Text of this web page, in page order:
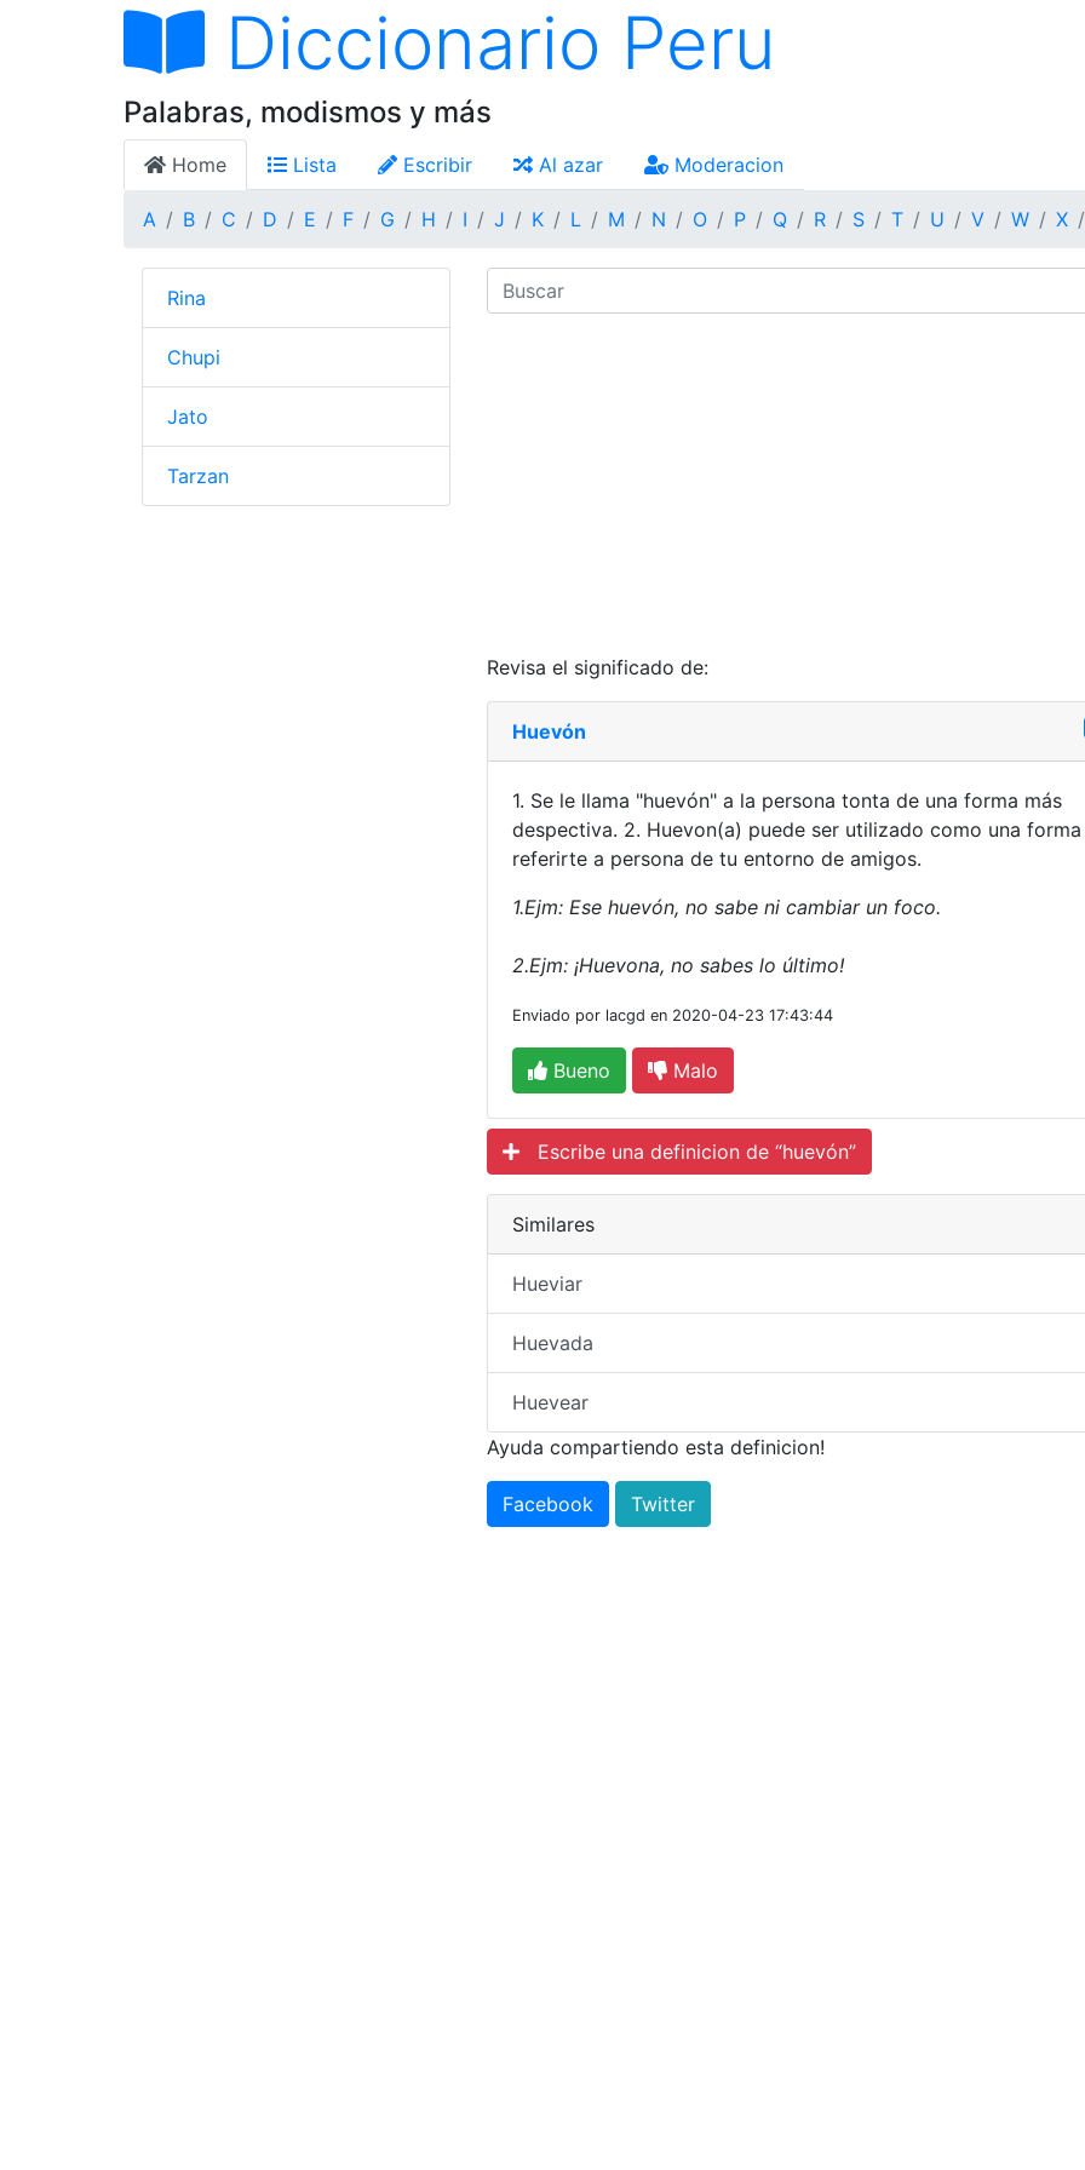
Diccionario Peru
Palabras, modismos y más
Home Lista Escribir Al azar Moderacion
A B C D E F G H I J K L M N O P Q R S T U V W X
Revisa el significado de:
Huevón
1. Se le llama "huevón" a la persona tonta de una forma más
despectiva. 2. Huevon(a) puede ser utilizado como una
referirte a persona de tu entorno de amigos.
1.Ejm: Ese huevón, no sabe ni cambiar un foco.
2.Ejm: ¡Huevona, no sabes lo último!
Enviado por lacgd en 2020-04-23 17:43:44
Bueno Malo
Escribe una definicion de “huevón”
Similares
Hueviar
Huevada
Huevear
Ayuda compartiendo esta definicion!
Facebook Twitter
Rina
Chupi
Jato
Tarzan